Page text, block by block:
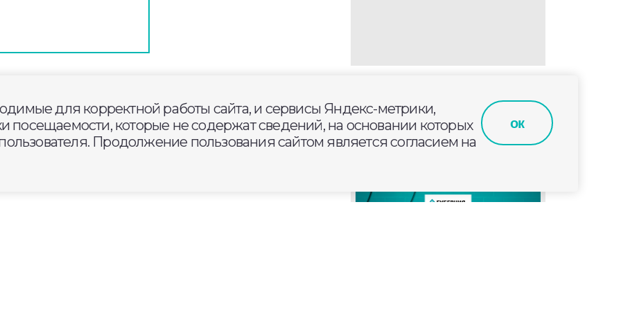
ЧС возобновляют работу
для корректной работы сайта, и сервисы Яндекс-метрики,
посещаемости, которые не содержат сведений, на основании которых
Продолжение пользования сайтом является согласием на
ок